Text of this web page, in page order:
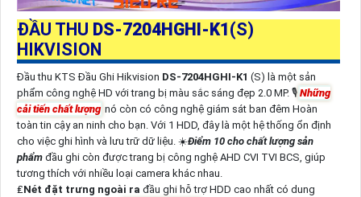
ĐẦU THU DS-7204HGHI-K1(S)
HIKVISION
Đầu thu KTS Đầu Ghi Hikvision DS-7204HGHI-K1 (S) là một sản
phẩm công nghệ HD với trang bị màu sắc sáng đẹp 2.0 MP. 🎙 Những
cải tiến chất lượng nó còn có công nghệ giám sát ban đêm Hoàn
toàn tin cậy an ninh cho bạn. Với 1 HDD, đây là một hệ thống ổn định
cho việc ghi hình và lưu trữ dữ liệu. ☀️Điểm 10 cho chất lượng sản
phẩm đầu ghi còn được trang bị công nghệ AHD CVI TVI BCS, giúp
tương thích với nhiều loại camera khác nhau.
₤Nét đặt trưng ngoài ra đầu ghi hỗ trợ HDD cao nhất có dung